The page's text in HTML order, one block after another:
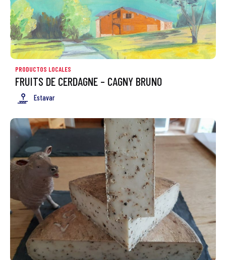
PRODUCTOS LOCALES
FRUITS DE CERDAGNE – CAGNY BRUNO
Estavar